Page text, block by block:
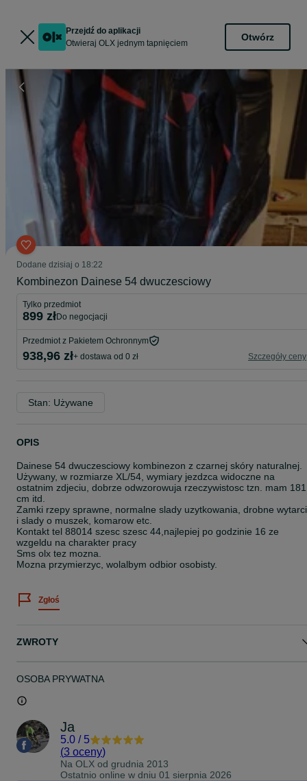
Przejdź do aplikacji
Otwieraj OLX jednym tapnięciem
Otwórz
Dodane dzisiaj o 18:22
Kombinezon Dainese 54 dwuczesciowy
Tylko przedmiot
899 zł do negocjacji
Przedmiot z Pakietem Ochronnym
938,96 zł+ dostawa od 0 zł Szczegóły ceny
Stan: Używane
OPIS
Dainese 54 dwuczesciowy kombinezon z czarnej skóry naturalnej.
Używany, w rozmiarze XL/54, wymiary jezdzca widoczne na
ostatnim zdjeciu, dobrze odwzorowuja rzeczywistosc tzn. mam 181
cm itd.
Zamki rzepy sprawne, normalne slady uzytkowania, drobne
i slady o muszek, komarow etc.
Kontakt tel 88014 szesc szesc 44,najlepiej po godzinie 16 ze
wzgeldu na charakter pracy
Sms olx tez mozna.
Mozna przymierzyc, wolalbym odbior osobisty.
Zgłoś
ZWROTY
OSOBA PRYWATNA
Ja
5.0 / 5
(3 oceny)
Na OLX od grudnia 2013
Ostatnio online w dniu 01 sierpnia 2026